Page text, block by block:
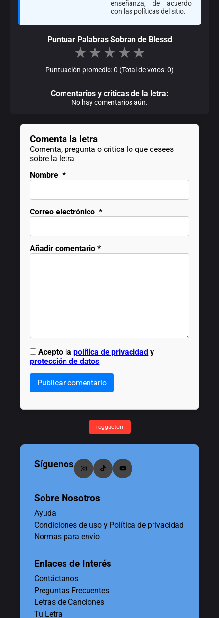
enseñanza, de acuerdo
con las políticas del sitio.
Puntuar Palabras Sobran de Blessd
★ ★ ★ ★ ★
Puntuación promedio: 0 (Total de votos: 0)
Comentarios y criticas de la letra:
No hay comentarios aún.
Comenta la letra
Comenta, pregunta o critica lo que desees
sobre la letra
Nombre *
Correo electrónico *
Añadir comentario *
Acepto lapolítica de privacidad y
protección de datos
Publicar comentario
reggaeton
Síguenos
Sobre Nosotros
Ayuda
Condiciones de uso y Política de privacidad
Normas para envío
Enlaces de Interés
Contáctanos
Preguntas Frecuentes
Letras de Canciones
Tu Letra